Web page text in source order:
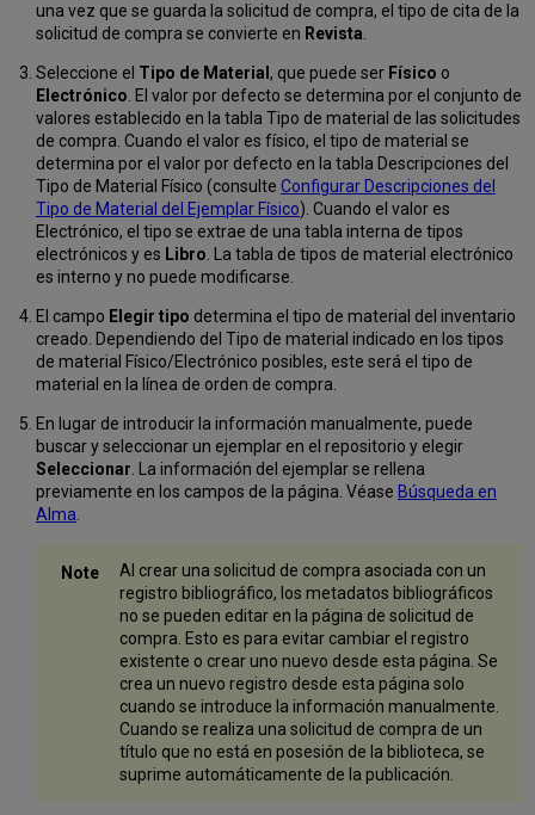
una vez que se guarda la solicitud de compra, el tipo de cita de la
solicitud de compra se convierte en Revista.
Seleccione el Tipo de Material , que puede ser Físico o
Electrónico. El valor por defecto se determina por el conjunto de
valores establecido en la tabla Tipo de material de las solicitudes
de compra. Cuando el valor es físico, el tipo de material se
determina por el valor por defecto en la tabla Descripciones del
Tipo de Material Físico (consulte Configurar Descripciones del
Tipo de Material del Ejemplar Físico). Cuando el valor es
Electrónico, el tipo se extrae de una tabla interna de tipos
electrónicos y es Libro. La tabla de tipos de material electrónico
es interno y no puede modificarse.
El campo Elegir tipo determina el tipo de material del inventario
creado. Dependiendo del Tipo de material indicado en los tipos
de material Físico/Electrónico posibles, este será el tipo de
material en la línea de orden de compra.
En lugar de introducir la información manualmente, puede
buscar y seleccionar un ejemplar en el repositorio y elegir
Seleccionar. La información del ejemplar se rellena
previamente en los campos de la página. Véase Búsqueda en
Alma.
Al crear una solicitud de compra asociada con un
registro bibliográfico, los metadatos bibliográficos
no se pueden editar en la página de solicitud de
compra. Esto es para evitar cambiar el registro
existente o crear uno nuevo desde esta página. Se
crea un nuevo registro desde esta página solo
cuando se introduce la información manualmente.
Cuando se realiza una solicitud de compra de un
título que no está en posesión de la biblioteca, se
suprime automáticamente de la publicación.